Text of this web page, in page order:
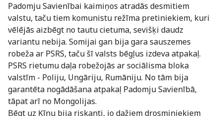
Padomju Savienībai kaimiņos atradās desmitiem
valstu, taču tiem komunistu režīma pretiniekiem, kuri
vēlējās aizbēgt no tautu cietuma, sevišķi daudz
variantu nebija. Somijai gan bija gara sauszemes
robeža ar PSRS, taču šī valsts bēgļus izdeva atpakaļ.
PSRS rietumu daļa robežojās ar sociālisma bloka
valstīm - Poliju, Ungāriju, Rumāniju. No tām bija
garantēta nogādāšana atpakaļ Padomju Savienībā,
tāpat arī no Mongolijas.
Bēgt uz Ķīnu bija riskanti, jo dažiem drosminiekiem